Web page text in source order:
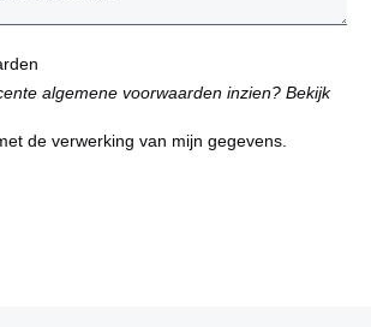
algemene voorwaarden inzien? Bekijk
de verwerking van mijn gegevens.